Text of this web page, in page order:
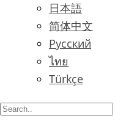
日本語
简体中文
Русский
ไทย
Türkçe